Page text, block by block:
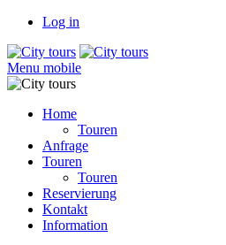
Log in
Menu mobile
Home
Touren
Anfrage
Touren
Touren
Reservierung
Kontakt
Information